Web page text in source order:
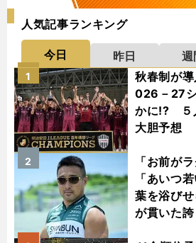
人気記事ランキング
今日 昨日 週
秋春制が
026－27
かに!? ５
大胆予想
1
「お前が
「あいつ
葉を浴び
が貫いた
2